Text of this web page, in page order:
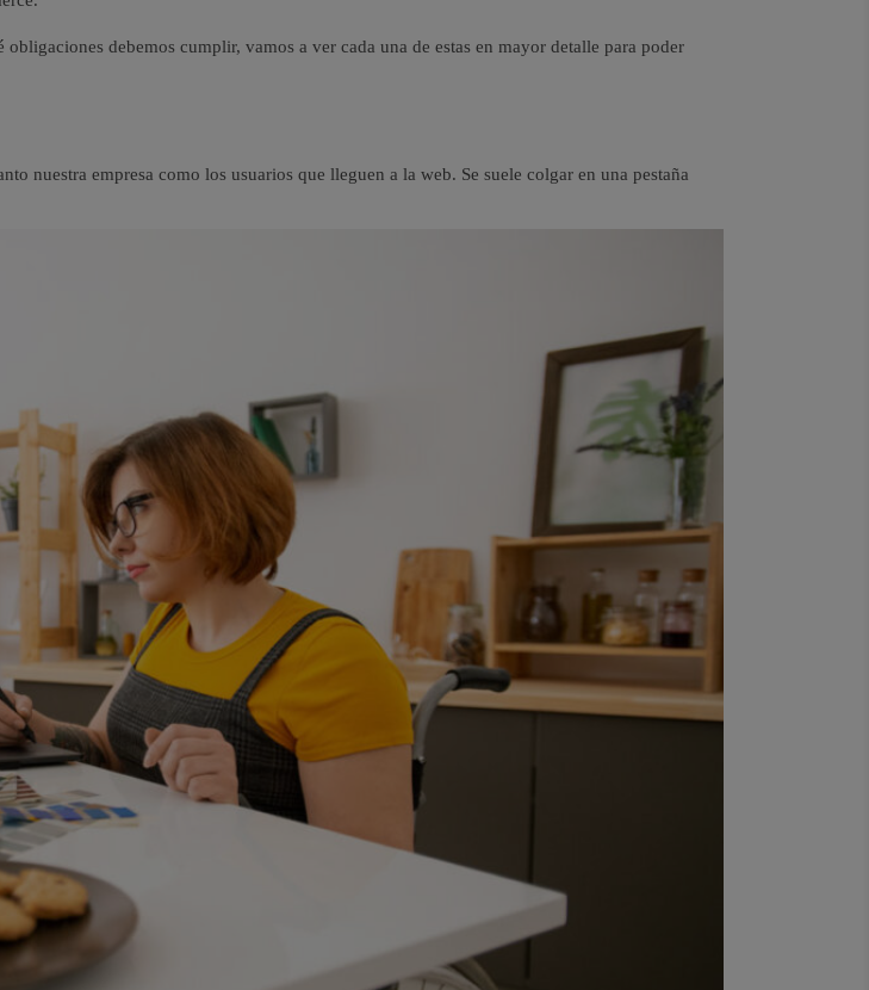
debemos cumplir, vamos a ver cada una de estas en mayor detalle para poder
nuestra empresa como los usuarios que lleguen a la web. Se suele colgar en una pestaña